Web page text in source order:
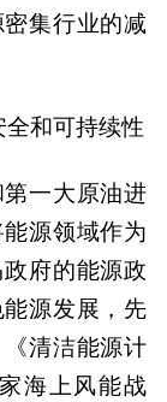
集行业的减
和可持续性
一大原油进
源领域作为
府的能源政
源发展，先
清洁能源计
海上风能战